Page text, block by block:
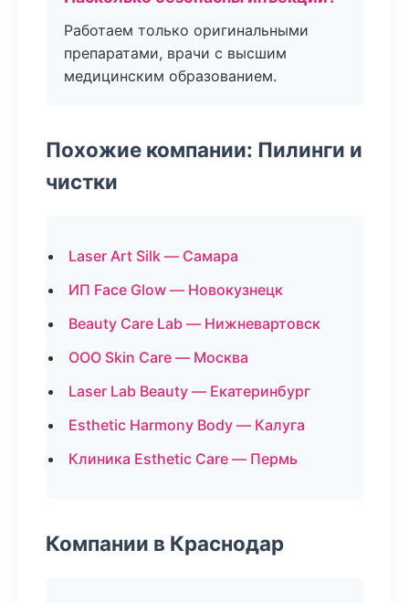
Работаем только оригинальными
препаратами, врачи с высшим
медицинским образованием.
Похожие компании: Пилинги и
чистки
Laser Art Silk — Самара
ИП Face Glow — Новокузнецк
Beauty Care Lab — Нижневартовск
ООО Skin Care — Москва
Laser Lab Beauty — Екатеринбург
Esthetic Harmony Body — Калуга
Клиника Esthetic Care — Пермь
Компании в Краснодар